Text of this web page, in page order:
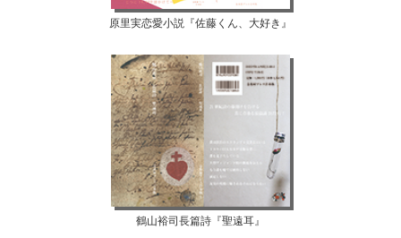
原里実恋愛小説『佐藤くん、大好き』
鶴山裕司長篇詩『聖遠耳』